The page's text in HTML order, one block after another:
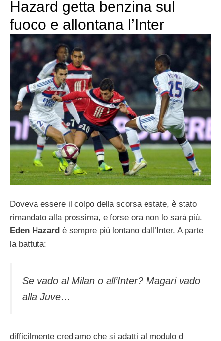
Hazard getta benzina sul
fuoco e allontana l’Inter
Doveva essere il colpo della scorsa estate, è stato
rimandato alla prossima, e forse ora non lo sarà più.
Eden Hazard è sempre più lontano dall’Inter. A parte
la battuta:
Se vado al Milan o all’Inter? Magari vado
alla Juve…
difficilmente crediamo che si adatti al modulo di